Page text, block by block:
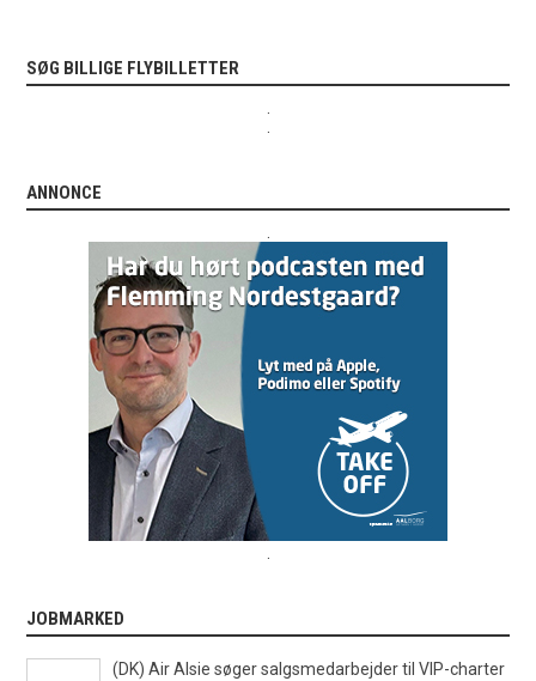
SØG BILLIGE FLYBILLETTER
ANNONCE
JOBMARKED
(DK) Air Alsie søger salgsmedarbejder til VIP-charter